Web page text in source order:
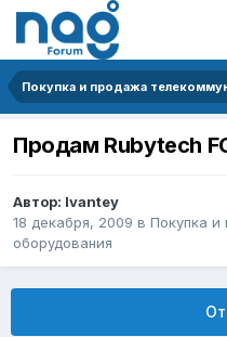
Продам Rubytech
Автор: Ivantey
18 декабря, 2009 в Покупка и
оборудования